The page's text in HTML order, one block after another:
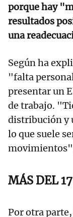
porque hay
resultados
una
Según ha
"falta
presentar un
de trabajo.
distribución y
lo que suele
MÁS DEL
Por otra